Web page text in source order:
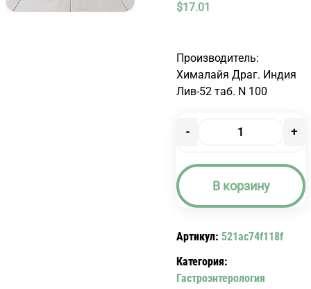
$17.01
Производитель:
Хималайя Драг. Индия
Лив-52 таб. N 100
-
ЛИВ
52
ТАБ.
100
LIV
52
+
В корзину
Артикул: 521ac74f118f
Категория:
Гастроэнтерология